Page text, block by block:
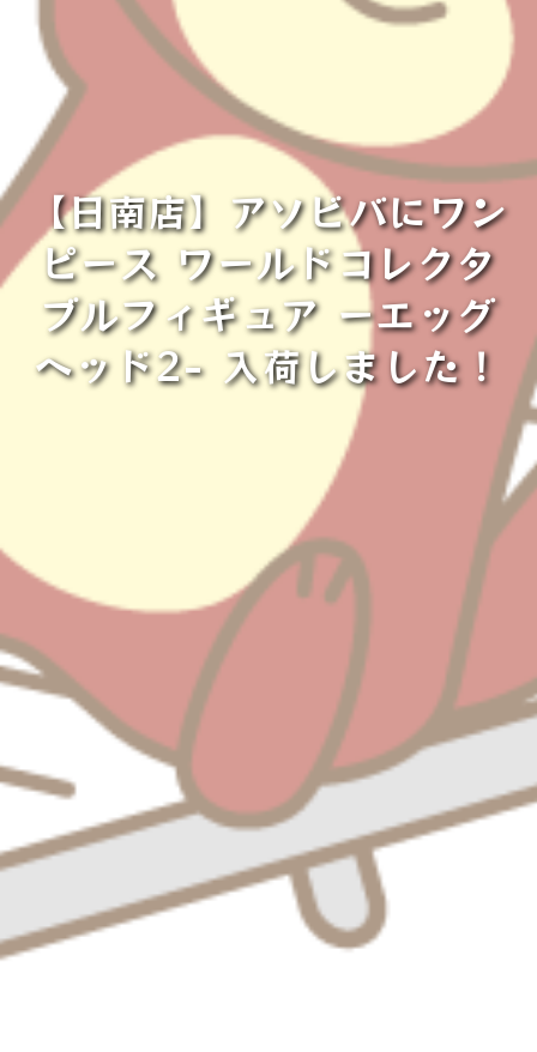
【日南店】アソビバにワン
ピース ワールドコレクタ
ブルフィギュア ーエッグ
ヘッド2- 入荷しました！